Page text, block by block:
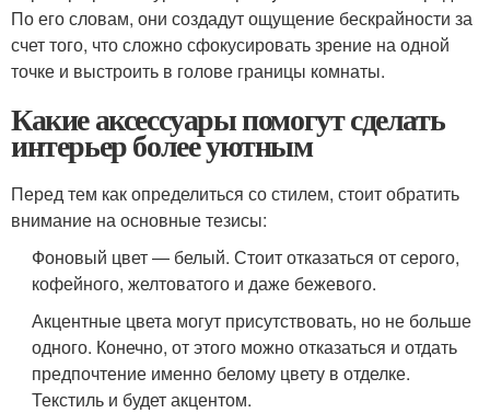
По его словам, они создадут ощущение бескрайности за
счет того, что сложно сфокусировать зрение на одной
точке и выстроить в голове границы комнаты.
Какие аксессуары помогут сделать
интерьер более уютным
Перед тем как определиться со стилем, стоит обратить
внимание на основные тезисы:
Фоновый цвет — белый. Стоит отказаться от серого,
кофейного, желтоватого и даже бежевого.
Акцентные цвета могут присутствовать, но не больше
одного. Конечно, от этого можно отказаться и отдать
предпочтение именно белому цвету в отделке.
Текстиль и будет акцентом.